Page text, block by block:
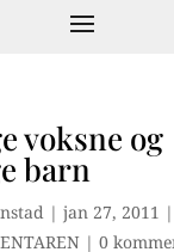
voksne og
barn
| jan 27, 2011 |
| 0